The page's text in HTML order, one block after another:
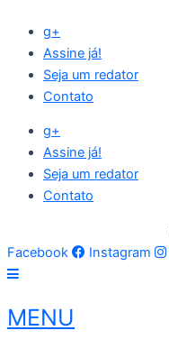
para
conteúdo
g+
Assine já!
Seja um redator
Contato
g+
Assine já!
Seja um redator
Contato
Facebook
Instagram
MENU